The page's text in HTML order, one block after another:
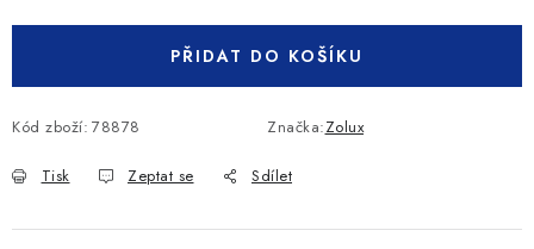
PŘIDAT DO KOŠÍKU
Kód zboží: 78878 Značka:Zolux
Tisk Zeptat se Sdílet